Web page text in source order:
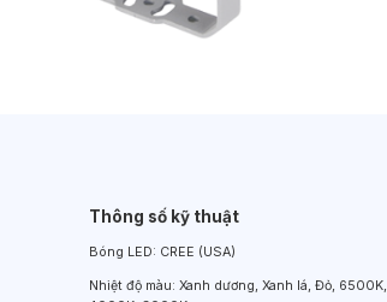
Thông số kỹ thuật
Bóng LED: CREE (USA)
Nhiệt độ màu: Xanh dương, Xanh lá, Đỏ, 6500K,